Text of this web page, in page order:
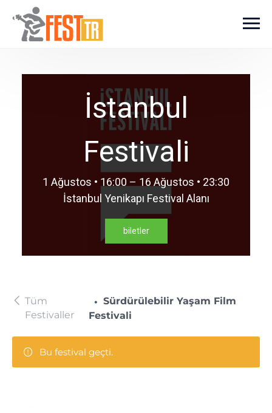
Ana içeriğe atla
İstanbul
Festivali
1 Ağustos • 16:00 – 16 Ağustos • 23:30
İstanbul Yenikapı Festival Alanı
biletler
Tüm
Festivaller
Sürdürülebilir Yaşam Film
Festivali
Bu festival geçti.